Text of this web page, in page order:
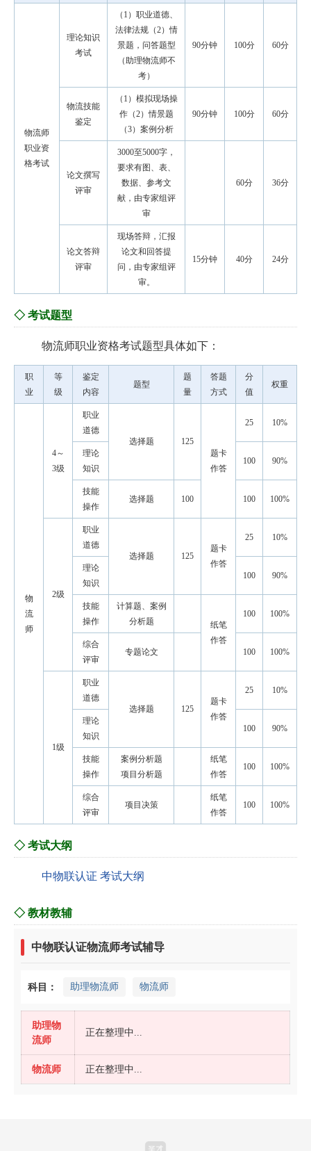
物流师
职业资
格考试
理论知识
考试
（1）职业道德、
法律法规（2）情
景题，问答题型
（助理物流师不
考）
90分钟 100分 60分
物流技能
鉴定
（1）模拟现场操
作（2）情景题
（3）案例分析
90分钟 100分 60分
论文撰写
评审
3000至5000字，
要求有图、表、
数据、参考文
献，由专家组评
审
60分 36分
论文答辩
评审
现场答辩，汇报
论文和回答提
问，由专家组评
审。
15分钟 40分 24分
◇ 考试题型
物流师职业资格考试题型具体如下：
职
业
等
级
鉴定
内容
题型
题
量
答题
方式
分
值
权重
物
流
师
4～
3级
职业
道德
选择题
125
题卡
作答
25 10%
理论
知识
100 90%
技能
操作
选择题 100 100 100%
2级
职业
道德
选择题
125
题卡
作答
25 10%
理论
知识
100 90%
技能
操作
计算题、案例
分析题
纸笔
作答
100 100%
综合
评审
专题论文 100 100%
1级
职业
道德
选择题
125
题卡
作答
25 10%
理论
知识
100 90%
技能
操作
案例分析题
项目分析题
纸笔
作答
100 100%
综合
评审
项目决策
纸笔
作答
100 100%
◇ 考试大纲
中物联认证 考试大纲
◇ 教材教辅
中物联认证物流师考试辅导
科目： 助理物流师 物流师
助理物
流师
正在整理中...
物流师 正在整理中...